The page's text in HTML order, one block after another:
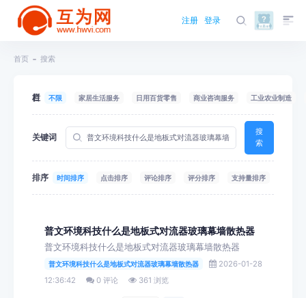
注册 登录
首页 搜索
栏目 不限 家居生活服务 日用百货零售 商业咨询服务 工业农业制造
关键词
搜
索
排序 时间排序 点击排序 评论排序 评分排序 支持量排序
普文环境科技什么是地板式对流器玻璃幕墙散热器
普文环境科技什么是地板式对流器玻璃幕墙散热器
普文环境科技什么是地板式对流器玻璃幕墙散热器
2026-01-28
12:36:42
0 评论 361 浏览